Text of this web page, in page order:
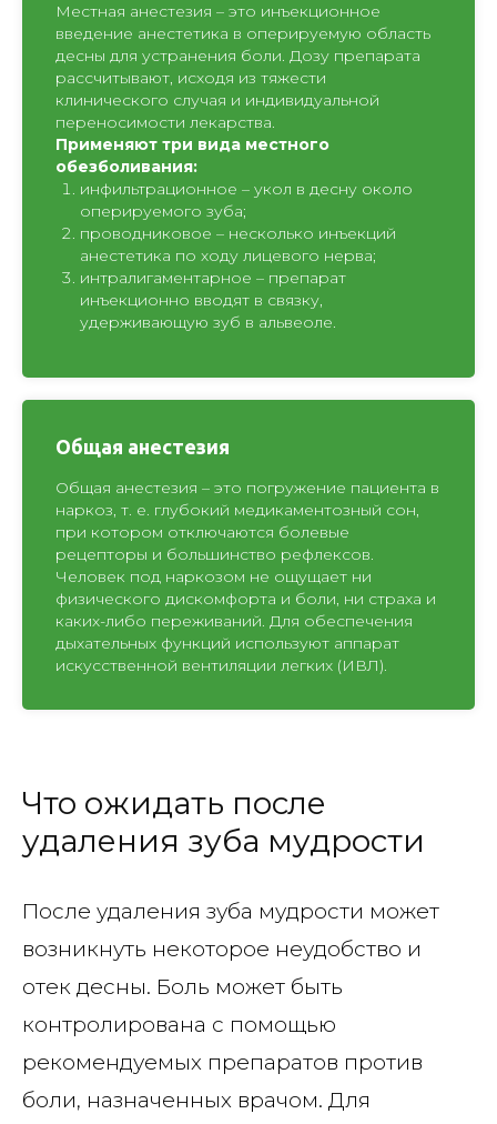
Местная анестезия – это инъекционное
введение анестетика в оперируемую область
десны для устранения боли. Дозу препарата
рассчитывают, исходя из тяжести
клинического случая и индивидуальной
переносимости лекарства.
Применяют три вида местного
обезболивания:
инфильтрационное – укол в десну около
оперируемого зуба;
проводниковое – несколько инъекций
анестетика по ходу лицевого нерва;
интралигаментарное – препарат
инъекционно вводят в связку,
удерживающую зуб в альвеоле.
Общая анестезия
Общая анестезия – это погружение пациента в
наркоз, т. е. глубокий медикаментозный сон,
при котором отключаются болевые
рецепторы и большинство рефлексов.
Человек под наркозом не ощущает ни
физического дискомфорта и боли, ни страха и
каких-либо переживаний. Для обеспечения
дыхательных функций используют аппарат
искусственной вентиляции легких (ИВЛ).
Что ожидать после
удаления зуба мудрости
После удаления зуба мудрости может
возникнуть некоторое неудобство и
отек десны. Боль может быть
контролирована с помощью
рекомендуемых препаратов против
боли, назначенных врачом. Для